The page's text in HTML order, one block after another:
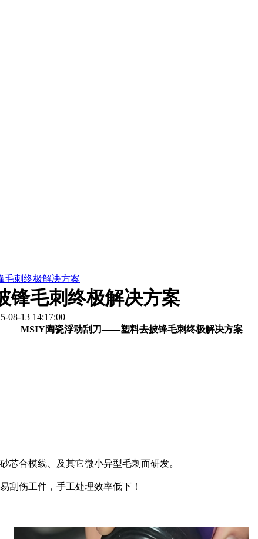
刺终极解决方案
毛刺终极解决方案
08-13 14:17:00
MSIY陶瓷浮动刮刀——塑料去披锋毛刺终极解决方案
芯合模线、及其它微小异型毛刺而研发。
伤工件，手工处理效率低下！